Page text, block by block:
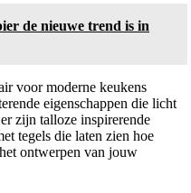
de nieuwe trend is in
voor moderne keukens
eigenschappen die licht
zijn talloze inspirerende
tegels die laten zien hoe
ontwerpen van jouw